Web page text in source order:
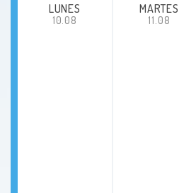
LUNES
10.08
MARTES
11.08